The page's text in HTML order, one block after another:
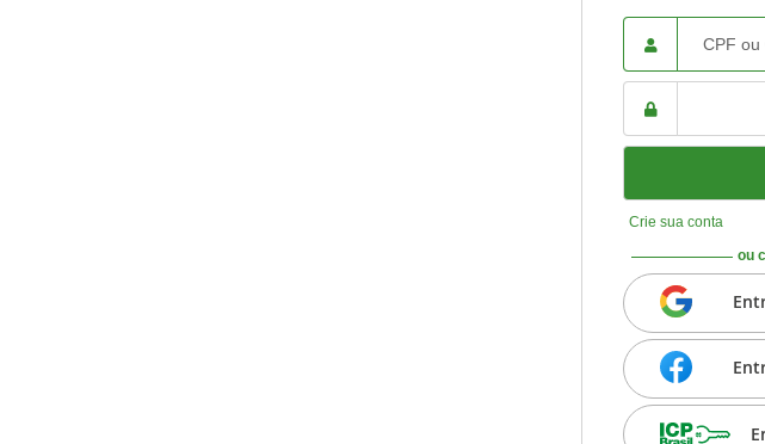
CPF ou
CNPJ
Senha
Crie sua conta
ou